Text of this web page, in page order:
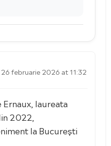
26 februarie 2026 at 11:32
laureata
2022,
la București